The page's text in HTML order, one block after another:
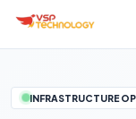
INFRASTRUCTURE